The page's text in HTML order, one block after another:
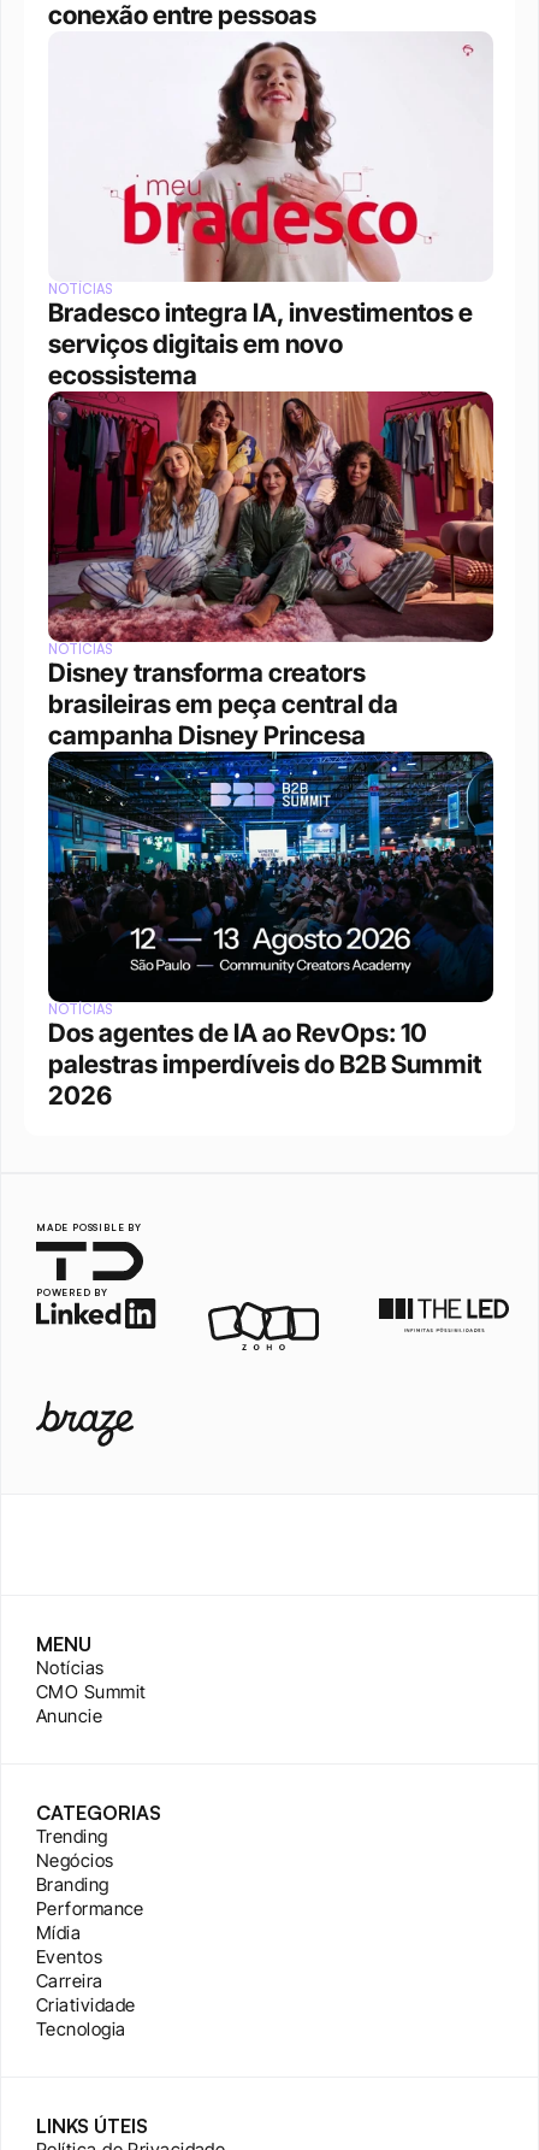
conexão entre pessoas
NOTÍCIAS
Bradesco integra IA, investimentos e
serviços digitais em novo
ecossistema
NOTÍCIAS
Disney transforma creators
brasileiras em peça central da
campanha Disney Princesa
NOTÍCIAS
Dos agentes de IA ao RevOps: 10
palestras imperdíveis do B2B Summit
2026
MADE POSSIBLE BY
POWERED BY
MENU
Notícias
CMO Summit
Anuncie
CATEGORIAS
Trending
Negócios
Branding
Performance
Mídia
Eventos
Carreira
Criatividade
Tecnologia
LINKS ÚTEIS